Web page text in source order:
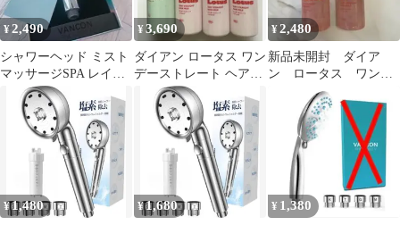
¥2,490
シャワーヘッド ミスト
マッサージSPA レイン
＋ミスト SPA＋
¥3,690
ダイアン ロータス ワン
デーストレート ヘアミ
ルク 、パーマスタイル
ヘアフォーム
¥2,480
新品未開封 ダイア
ン ロータス ワンデ
ーストレート ヘアミ
スト 150ml×2個
¥1,480 ¥1,680 ¥ 1,380